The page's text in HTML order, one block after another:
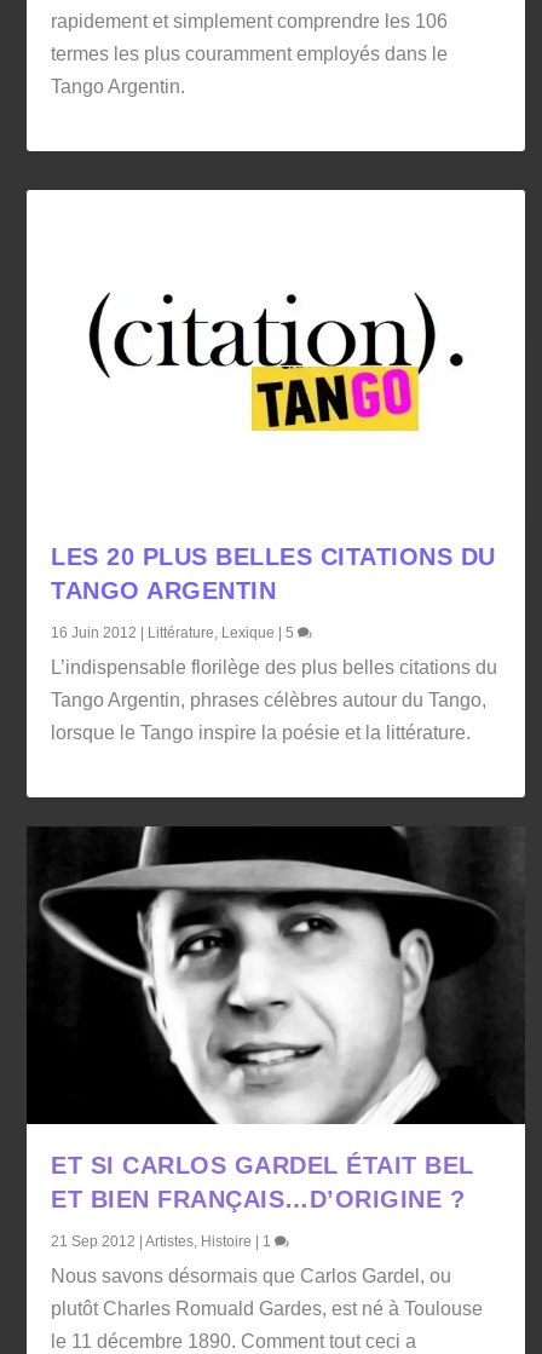
rapidement et simplement comprendre les 106
termes les plus couramment employés dans le
Tango Argentin.
LES 20 PLUS BELLES CITATIONS DU
TANGO ARGENTIN
16 Juin 2012 Littérature, Lexique |5
L’indispensable florilège des plus belles citations du
Tango Argentin, phrases célèbres autour du Tango,
lorsque le Tango inspire la poésie et la littérature.
ET SI CARLOS GARDEL ÉTAIT BEL
ET BIEN FRANÇAIS…D’ORIGINE ?
21 Sep 2012 |Artistes, Histoire 1
Nous savons désormais que Carlos Gardel, ou
plutôt Charles Romuald Gardes, est né à Toulouse
le 11 décembre 1890. Comment tout ceci a